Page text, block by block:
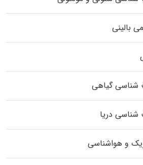
بالینی
شناسی گیاهی
دریا
و هواشناسی